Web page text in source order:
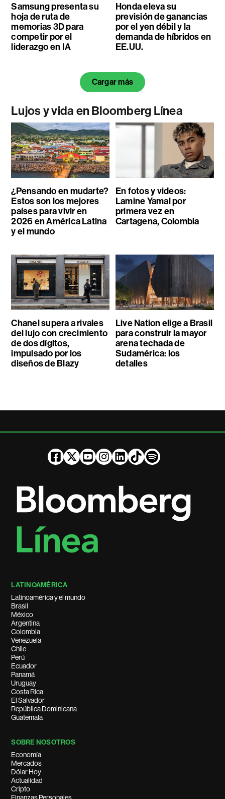
Samsung presenta su
hoja de ruta de
memorias 3D para
competir por el
liderazgo en IA
Honda eleva su
previsión de ganancias
por el yen débil y la
demanda de híbridos en
EE.UU.
Cargar más
Lujos y vida en Bloomberg Línea
¿Pensando en mudarte?
Estos son los mejores
países para vivir en
2026 en América Latina
y el mundo
En fotos y videos:
Lamine Yamal por
primera vez en
Cartagena, Colombia
Chanel supera a rivales
del lujo con crecimiento
de dos dígitos,
impulsado por los
diseños de Blazy
Live Nation elige a Brasil
para construir la mayor
arena techada de
Sudamérica: los
detalles
LATINOAMÉRICA
Latinoamérica y el mundo
Brasil
México
Argentina
Colombia
Venezuela
Chile
Perú
Ecuador
Panamá
Uruguay
Costa Rica
El Salvador
República Dominicana
Guatemala
SOBRE NOSOTROS
Economía
Mercados
Dólar Hoy
Actualidad
Cripto